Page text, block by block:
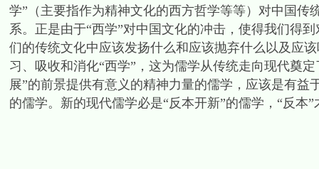
学”（主要指作为精神文化的西方哲学等等）对中国
系。正是由于“西学”对中国文化的冲击，使得我们得
们的传统文化中应该发扬什么和应该抛弃什么以及应
习、吸收和消化“西学”，这为儒学从传统走向现代奠
展”的前景提供有意义的精神力量的儒学，应该是有
的儒学。新的现代儒学必是“反本开新”的儒学，“反本